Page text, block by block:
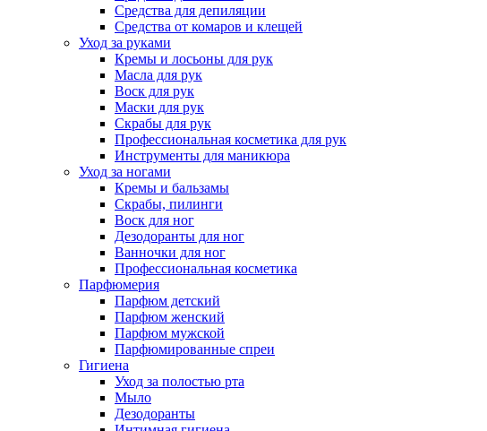
Средства для депиляции
Средства от комаров и клещей
Уход за руками
Кремы и лосьоны для рук
Масла для рук
Воск для рук
Маски для рук
Скрабы для рук
Профессиональная косметика для рук
Инструменты для маникюра
Уход за ногами
Кремы и бальзамы
Скрабы, пилинги
Воск для ног
Дезодоранты для ног
Ванночки для ног
Профессиональная косметика
Парфюмерия
Парфюм детский
Парфюм женский
Парфюм мужской
Парфюмированные спреи
Гигиена
Уход за полостью рта
Мыло
Дезодоранты